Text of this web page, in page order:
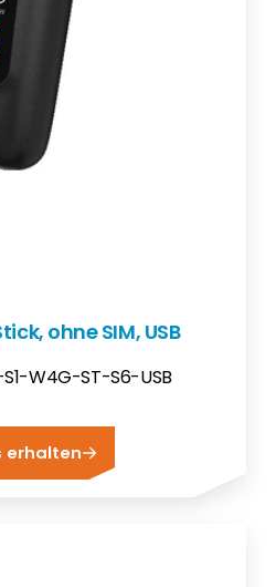
ohne SIM, USB
W4G-ST-S6-USB
erhalten